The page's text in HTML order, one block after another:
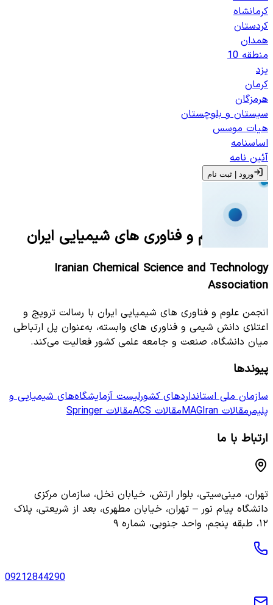
کرمانشاه
کردستان
همدان
منطقه 10
یزد
کرمان
هرمزگان
سیستان و بلوچستان
هیات موسس
اساسنامه
آئین نامه
ورود | ثبت‌ نام
انجمن علوم و فناوری های شیمیایی ایران
Iranian Chemical Science and Technology
Association
انجمن علوم و فناوری های شیمیایی ایران با رسالت ترویج و
اعتلای دانش شیمی و فناوری های وابسته، به‌عنوان پل ارتباطی
میان دانشگاه، صنعت و جامعه علمی کشور فعالیت می‌کند.
پیوندها
سازمان ملی استانداردهای کشورلیست آزمایشگاه‌های شیمیایی و
پلیمرمقالات MAGIran مقالات ACS مقالات Springer
ارتباط با ما
تهران، مینی‌سیتی، بلوار ارتش، خیابان نخل، سازمان مرکزی
دانشگاه پیام نور – تهران، خیابان مطهری، بعد از شریعتی، پلاک
۱۲، طبقه پنجم، واحد جنوبی، شماره ۹
09212844290